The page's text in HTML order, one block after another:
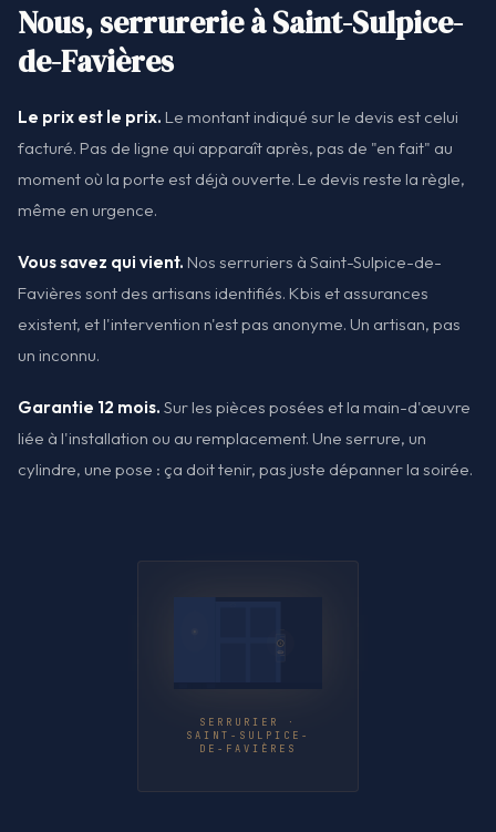
Nous, serrurerie à Saint-Sulpice-
de-Favières
Le prix est le prix. Le montant indiqué sur le devis est celui
facturé. Pas de ligne qui apparaît après, pas de "en fait" au
moment où la porte est déjà ouverte. Le devis reste la règle,
même en urgence.
Vous savez qui vient. Nos serruriers à Saint-Sulpice-de-
Favières sont des artisans identifiés. Kbis et assurances
existent, et l'intervention n'est pas anonyme. Un artisan, pas
un inconnu.
Garantie 12 mois. Sur les pièces posées et la main-d'œuvre
liée à l'installation ou au remplacement. Une serrure, un
cylindre, une pose : ça doit tenir, pas juste dépanner la soirée.
SERRURIER ·
SAINT-SULPICE-
DE-FAVIÈRES